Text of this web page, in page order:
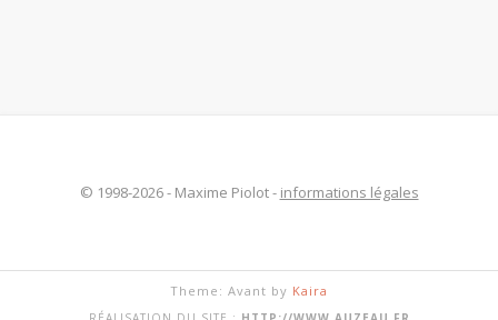
© 1998-2026 - Maxime Piolot - informations légales
Theme: Avant by Kaira